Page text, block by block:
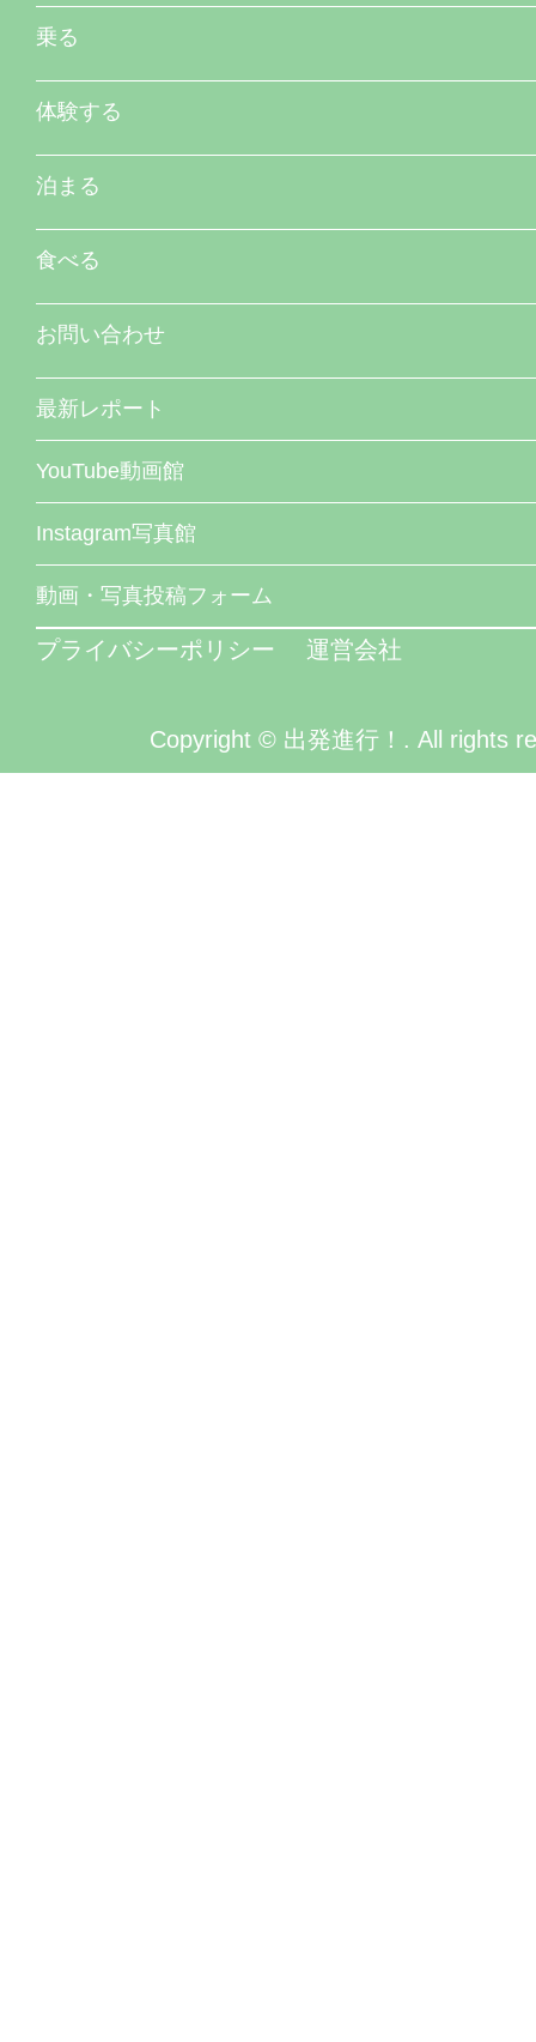
乗る
体験する
泊まる
食べる
お問い合わせ
最新レポート
YouTube動画館
Instagram写真館
動画・写真投稿フォーム
プライバシーポリシー 運営会社
Copyright © 出発進行！. All rights